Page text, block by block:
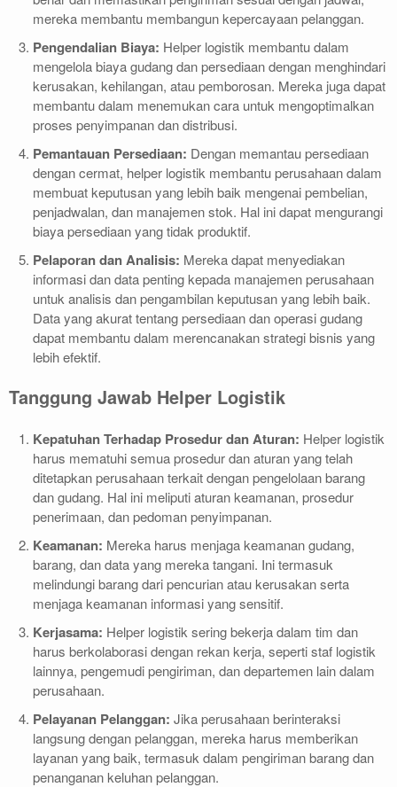
mereka membantu membangun kepercayaan pelanggan.
Pengendalian Biaya: Helper logistik membantu dalam
mengelola biaya gudang dan persediaan dengan menghindari
kerusakan, kehilangan, atau pemborosan. Mereka juga dapat
membantu dalam menemukan cara untuk mengoptimalkan
proses penyimpanan dan distribusi.
Pemantauan Persediaan: Dengan memantau persediaan
dengan cermat, helper logistik membantu perusahaan dalam
membuat keputusan yang lebih baik mengenai pembelian,
penjadwalan, dan manajemen stok. Hal ini dapat mengurangi
biaya persediaan yang tidak produktif.
Pelaporan dan Analisis: Mereka dapat menyediakan
informasi dan data penting kepada manajemen perusahaan
untuk analisis dan pengambilan keputusan yang lebih baik.
Data yang akurat tentang persediaan dan operasi gudang
dapat membantu dalam merencanakan strategi bisnis yang
lebih efektif.
Tanggung Jawab Helper Logistik
Kepatuhan Terhadap Prosedur dan Aturan: Helper logistik
harus mematuhi semua prosedur dan aturan yang telah
ditetapkan perusahaan terkait dengan pengelolaan barang
dan gudang. Hal ini meliputi aturan keamanan, prosedur
penerimaan, dan pedoman penyimpanan.
Keamanan: Mereka harus menjaga keamanan gudang,
barang, dan data yang mereka tangani. Ini termasuk
melindungi barang dari pencurian atau kerusakan serta
menjaga keamanan informasi yang sensitif.
Kerjasama: Helper logistik sering bekerja dalam tim dan
harus berkolaborasi dengan rekan kerja, seperti staf logistik
lainnya, pengemudi pengiriman, dan departemen lain dalam
perusahaan.
Pelayanan Pelanggan: Jika perusahaan berinteraksi
langsung dengan pelanggan, mereka harus memberikan
layanan yang baik, termasuk dalam pengiriman barang dan
penanganan keluhan pelanggan.